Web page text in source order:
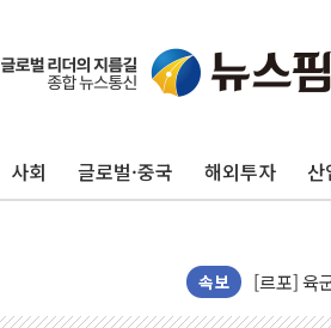
사회 글로벌·중국 해외투자 산
속보
[인사] 공
반도체공
카카오,
[르포] 육